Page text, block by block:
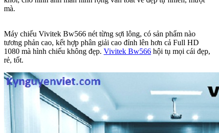
mà.
Máy chiếu Vivitek Bw566 nét từng sợi lông, có sản phẩm nào
tương phản cao, kết hợp phân giải cao đỉnh lên hơn cả Full HD
1080 mà hình chiếu không đẹp. Vivitek Bw566 hội tụ mọi cái đẹp,
rẻ, tốt.